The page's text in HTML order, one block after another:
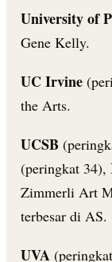
University of
Gene Kelly.
UC Irvine
the Arts.
UCSB
(peringkat 34),
Zimmerli Art
terbesar di AS.
UVA